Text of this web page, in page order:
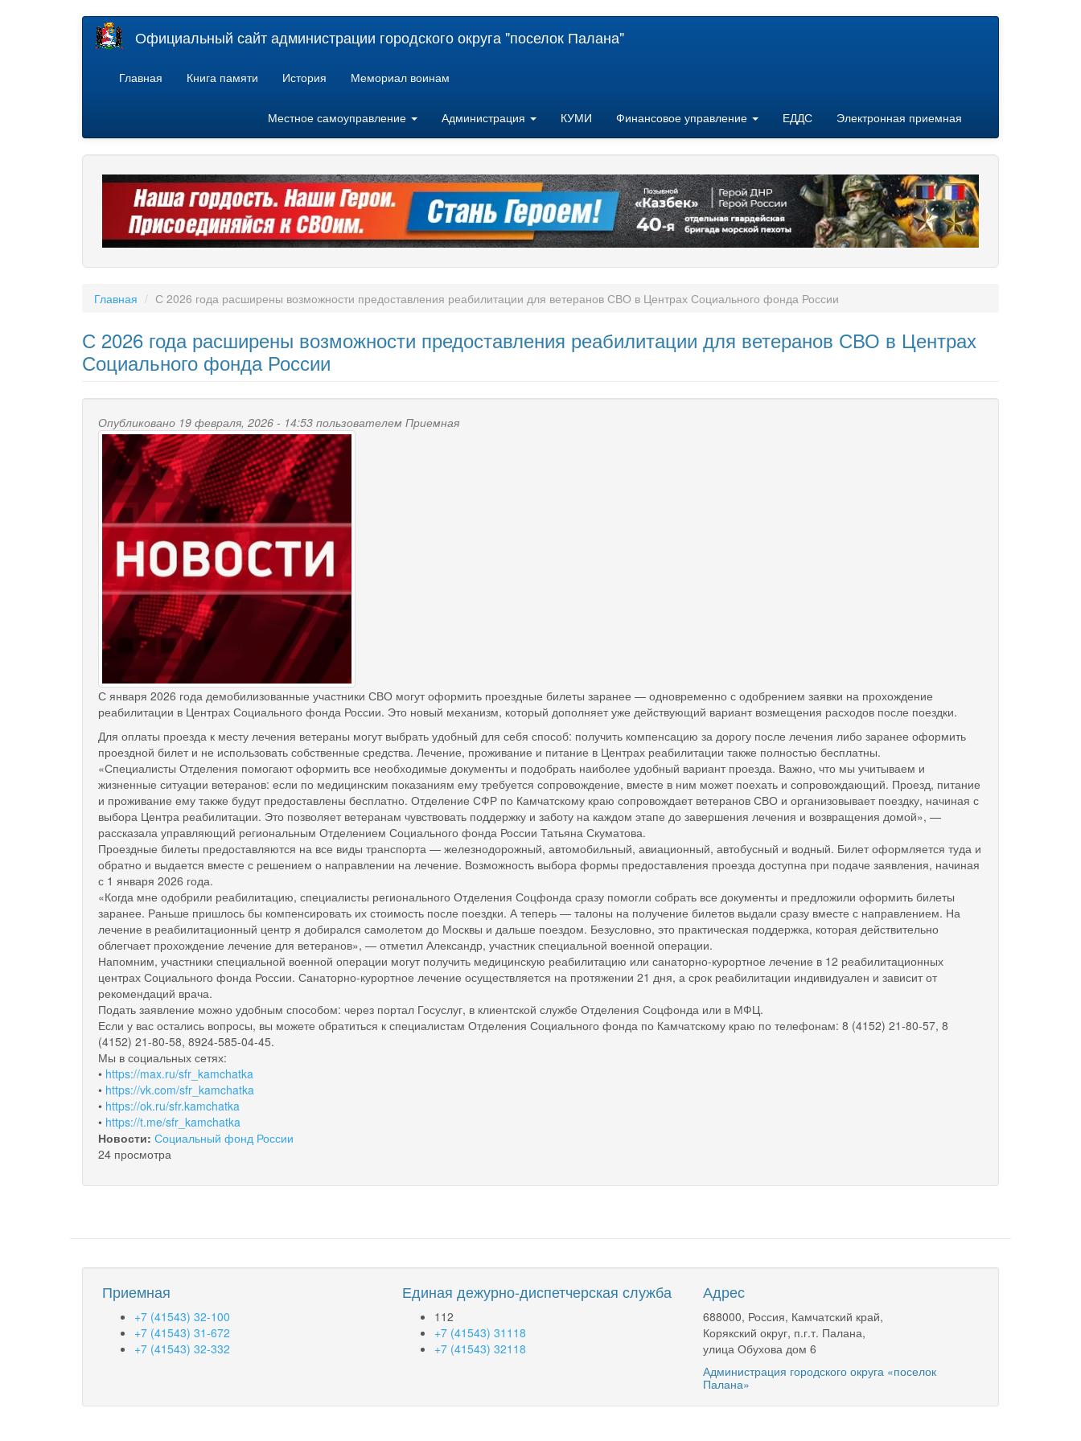
Официальный сайт администрации городского округа "поселок Палана"
Главная Книга памяти История Мемориал воинам
Местное самоуправление Администрация КУМИ Финансовое управление ЕДДС Электронная приемная
Главная С 2026 года расширены возможности предоставления реабилитации для ветеранов СВО в Центрах Социального фонда России
С 2026 года расширены возможности предоставления реабилитации для ветеранов СВО в Центрах
Социального фонда России
Опубликовано 19 февраля, 2026 - 14:53 пользователем Приемная
С января 2026 года демобилизованные участники СВО могут оформить проездные билеты заранее — одновременно с одобрением заявки на прохождение
реабилитации в Центрах Социального фонда России. Это новый механизм, который дополняет уже действующий вариант возмещения расходов после поездки.
Для оплаты проезда к месту лечения ветераны могут выбрать удобный для себя способ: получить компенсацию за дорогу после лечения либо заранее оформить
проездной билет и не использовать собственные средства. Лечение, проживание и питание в Центрах реабилитации также полностью бесплатны.
«Специалисты Отделения помогают оформить все необходимые документы и подобрать наиболее удобный вариант проезда. Важно, что мы учитываем и
жизненные ситуации ветеранов: если по медицинским показаниям ему требуется сопровождение, вместе в ним может поехать и сопровождающий. Проезд, питание
и проживание ему также будут предоставлены бесплатно. Отделение СФР по Камчатскому краю сопровождает ветеранов СВО и организовывает поездку, начиная с
выбора Центра реабилитации. Это позволяет ветеранам чувствовать поддержку и заботу на каждом этапе до завершения лечения и возвращения домой», —
рассказала управляющий региональным Отделением Социального фонда России Татьяна Скуматова.
Проездные билеты предоставляются на все виды транспорта — железнодорожный, автомобильный, авиационный, автобусный и водный. Билет оформляется туда и
обратно и выдается вместе с решением о направлении на лечение. Возможность выбора формы предоставления проезда доступна при подаче заявления, начиная
с 1 января 2026 года.
«Когда мне одобрили реабилитацию, специалисты регионального Отделения Соцфонда сразу помогли собрать все документы и предложили оформить билеты
заранее. Раньше пришлось бы компенсировать их стоимость после поездки. А теперь — талоны на получение билетов выдали сразу вместе с направлением. На
лечение в реабилитационный центр я добирался самолетом до Москвы и дальше поездом. Безусловно, это практическая поддержка, которая действительно
облегчает прохождение лечение для ветеранов», — отметил Александр, участник специальной военной операции.
Напомним, участники специальной военной операции могут получить медицинскую реабилитацию или санаторно-курортное лечение в 12 реабилитационных
центрах Социального фонда России. Санаторно-курортное лечение осуществляется на протяжении 21 дня, а срок реабилитации индивидуален и зависит от
рекомендаций врача.
Подать заявление можно удобным способом: через портал Госуслуг, в клиентской службе Отделения Соцфонда или в МФЦ.
Если у вас остались вопросы, вы можете обратиться к специалистам Отделения Социального фонда по Камчатскому краю по телефонам: 8 (4152) 21-80-57, 8
(4152) 21-80-58, 8924-585-04-45.
Мы в социальных сетях:
• https://max.ru/sfr_kamchatka
• https://vk.com/sfr_kamchatka
• https://ok.ru/sfr.kamchatka
• https://t.me/sfr_kamchatka
Новости: Социальный фонд России
24 просмотра
Приемная
+7 (41543) 32-100
+7 (41543) 31-672
+7 (41543) 32-332
Единая дежурно-диспетчерская служба
112
+7 (41543) 31118
+7 (41543) 32118
Адрес
688000, Россия, Камчатский край,
Корякский округ, п.г.т. Палана,
улица Обухова дом 6
Администрация городского округа «поселок
Палана»